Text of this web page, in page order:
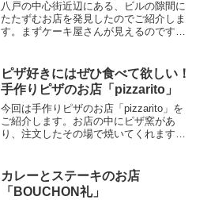
八戸の中心街近辺にある、ビルの隙間に
たたずむお店を発見したのでご紹介しま
す。まずケーキ屋さんが見えるのです
ァーの椅子があったりと本当の隠れ家の
ような静かな雰囲気です。外...
ピザ好きにはぜひ食べて欲しい！
手作りピザのお店「pizzarito」
今回は手作りピザのお店「pizzarito」を
ご紹介します。お店の中にピザ窯があ
り、注文したその場で焼いてくれます。
店内お店の外観も店内もとてもおしゃれ
な雰囲気で、清潔感...
カレーとステーキのお店
「BOUCHON礼」